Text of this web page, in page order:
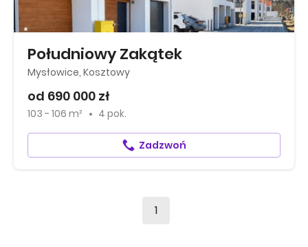
Południowy Zakątek
Mysłowice, Kosztowy
od 690 000 zł
103 - 106 m² 4 pok.
Zadzwoń
1